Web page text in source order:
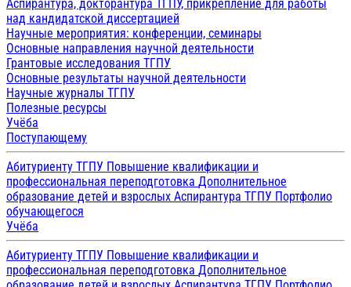
Аспирантура, докторантура ТГПУ, прикрепление для работы
над кандидатской диссертацией
Научные мероприятия: конференции, семинары
Основные направления научной деятельности
Грантовые исследования ТГПУ
Основные результаты научной деятельности
Научные журналы ТГПУ
Полезные ресурсы
Учёба
Поступающему
Абитуриенту ТГПУ Повышение квалификации и
профессиональная переподготовка Дополнительное
образование детей и взрослых Аспирантура ТГПУ Портфолио
обучающегося
Учёба
Абитуриенту ТГПУ Повышение квалификации и
профессиональная переподготовка Дополнительное